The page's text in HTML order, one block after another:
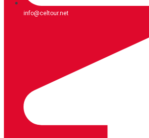
info@celtour.net